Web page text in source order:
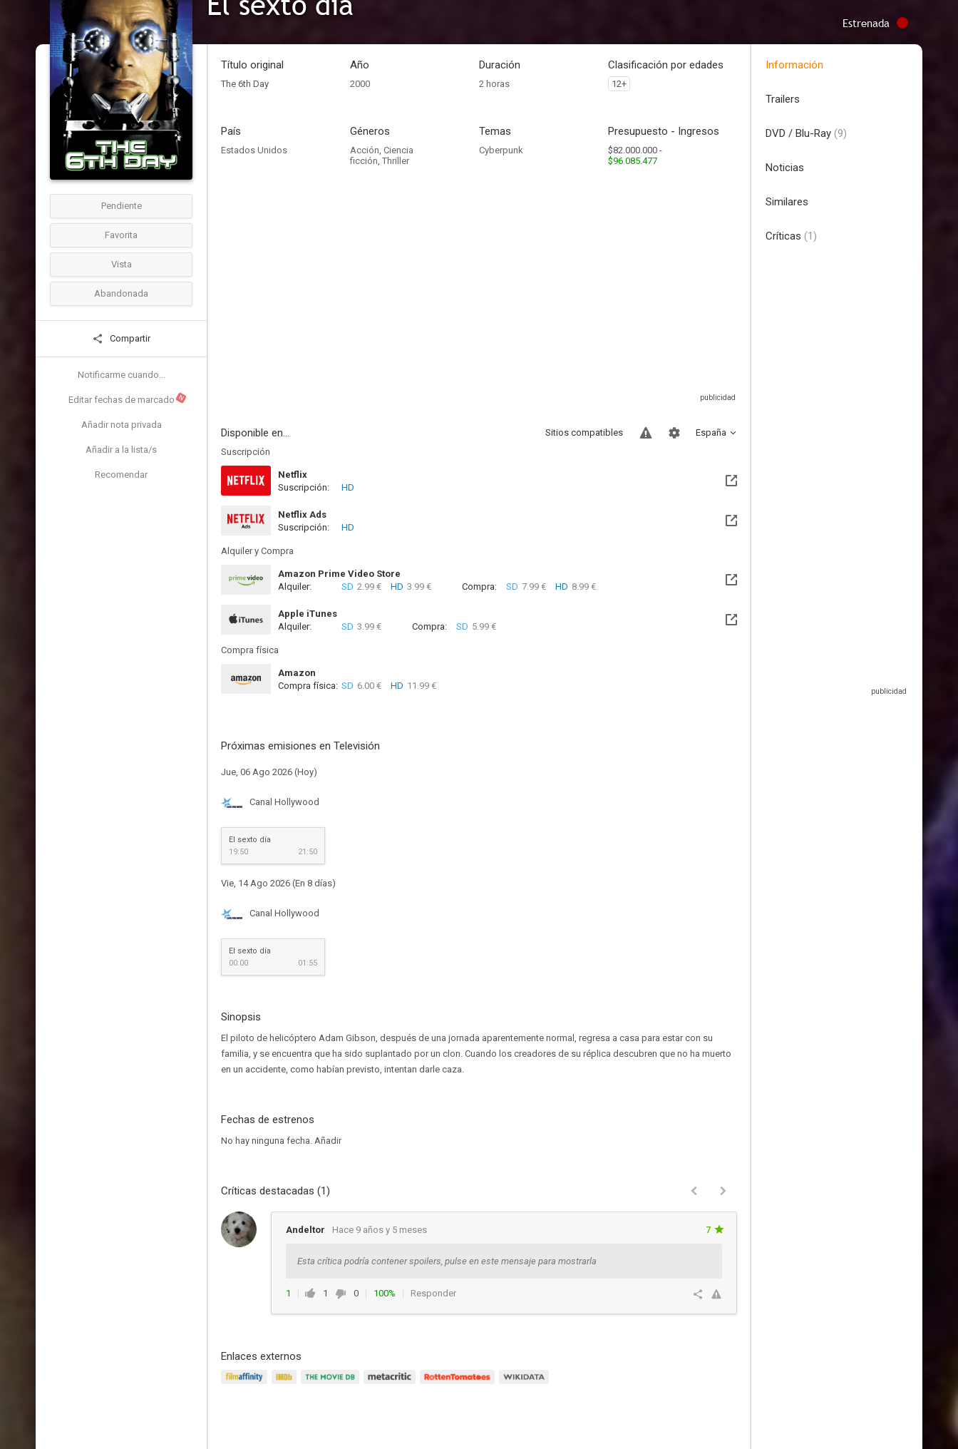
Estrenada
Pendiente
Favorita
Vista
Abandonada
Compartir
Notificarme cuando...
Editar fechas de marcado N
Añadir nota privada
Añadir a la lista/s
Recomendar
Título original
The 6th Day
Año
2000
Duración
2 horas
Clasificación por edades
12+
País
Estados Unidos
Géneros
Acción, Ciencia
ficción, Thriller
Temas
Cyberpunk
Presupuesto - Ingresos
$82.000.000 -
$96.085.477
Disponible en... España
Sitios compatibles
Suscripción
Netflix
Suscripción:
HD
Netflix Ads
Suscripción:
HD
Alquiler y Compra
Amazon Prime Video Store
Alquiler:
SD 2.99 € HD 3.99 € Compra: SD 7.99 € HD 8.99 €
Apple iTunes
Alquiler:
SD 3.99 € Compra: SD 5.99 €
Compra física
Amazon
Compra física: SD 6.00 € HD 11.99 €
Próximas emisiones en Televisión
Jue, 06 Ago 2026 (Hoy)
Canal Hollywood
El sexto día
19:50
21:50
Vie, 14 Ago 2026 (En 8 días)
Canal Hollywood
El sexto día
00:00
01:55
Sinopsis
El piloto de helicóptero Adam Gibson, después de una jornada aparentemente normal, regresa a casa para estar con su
familia, y se encuentra que ha sido suplantado por un clon. Cuando los creadores de su réplica descubren que no ha muerto
en un accidente, como habían previsto, intentan darle caza.
Fechas de estrenos
No hay ninguna fecha. Añadir
Críticas destacadas (1)
Andeltor Hace 9 años y 5 meses 7
Esta crítica podría contener spoilers, pulse en este mensaje para mostrarla
1 1 0 100% Responder
Enlaces externos
Información
Trailers
DVD / Blu-Ray (9)
Noticias
Similares
Críticas (1)